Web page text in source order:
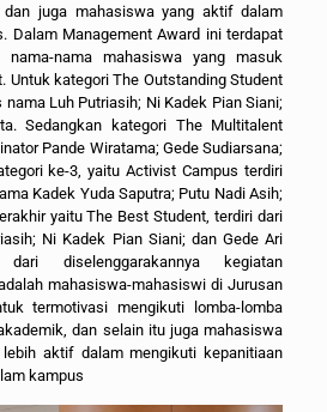
dan juga mahasiswa yang aktif dalam
Dalam Management Award ini terdapat
nama-nama mahasiswa yang masuk
Untuk kategori The Outstanding Student
Luh Putriasih; Ni Kadek Pian Siani;
Sedangkan kategori The Multitalent
Pande Wiratama; Gede Sudiarsana;
ke-3, yaitu Activist Campus terdiri
Kadek Yuda Saputra; Putu Nadi Asih;
yaitu The Best Student, terdiri dari
Ni Kadek Pian Siani; dan Gede Ari
diselenggarakannya kegiatan
mahasiswa-mahasiswi di Jurusan
termotivasi mengikuti lomba-lomba
dan selain itu juga mahasiswa
lebih aktif dalam mengikuti kepanitiaan
kampus